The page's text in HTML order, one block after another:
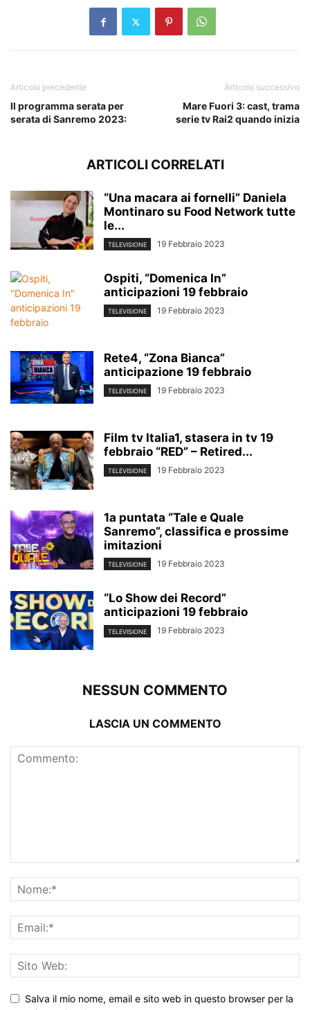
Articolo precedente
Il programma serata per
serata di Sanremo 2023:
Articolo successivo
Mare Fuori 3: cast, trama
serie tv Rai2 quando inizia
ARTICOLI CORRELATI
“Una macara ai fornelli” Daniela
Montinaro su Food Network tutte
le...
TELEVISIONE 19 Febbraio 2023
Ospiti, “Domenica In”
anticipazioni 19 febbraio
TELEVISIONE 19 Febbraio 2023
Rete4, “Zona Bianca”
anticipazione 19 febbraio
TELEVISIONE 19 Febbraio 2023
Film tv Italia1, stasera in tv 19
febbraio “RED” – Retired...
TELEVISIONE 19 Febbraio 2023
1a puntata “Tale e Quale
Sanremo”, classifica e prossime
imitazioni
TELEVISIONE 19 Febbraio 2023
“Lo Show dei Record”
anticipazioni 19 febbraio
TELEVISIONE 19 Febbraio 2023
NESSUN COMMENTO
LASCIA UN COMMENTO
Salva il mio nome, email e sito web in questo browser per la